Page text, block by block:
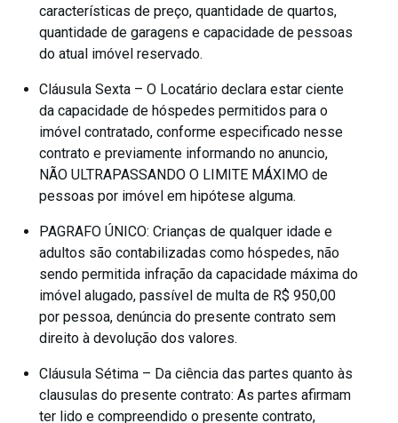
características de preço, quantidade de quartos,
quantidade de garagens e capacidade de pessoas
do atual imóvel reservado.
Cláusula Sexta – O Locatário declara estar ciente
da capacidade de hóspedes permitidos para o
imóvel contratado, conforme especificado nesse
contrato e previamente informando no anuncio,
NÃO ULTRAPASSANDO O LIMITE MÁXIMO de
pessoas por imóvel em hipótese alguma.
PAGRAFO ÚNICO: Crianças de qualquer idade e
adultos são contabilizadas como hóspedes, não
sendo permitida infração da capacidade máxima do
imóvel alugado, passível de multa de R$ 950,00
por pessoa, denúncia do presente contrato sem
direito à devolução dos valores.
Cláusula Sétima – Da ciência das partes quanto às
clausulas do presente contrato: As partes afirmam
ter lido e compreendido o presente contrato,